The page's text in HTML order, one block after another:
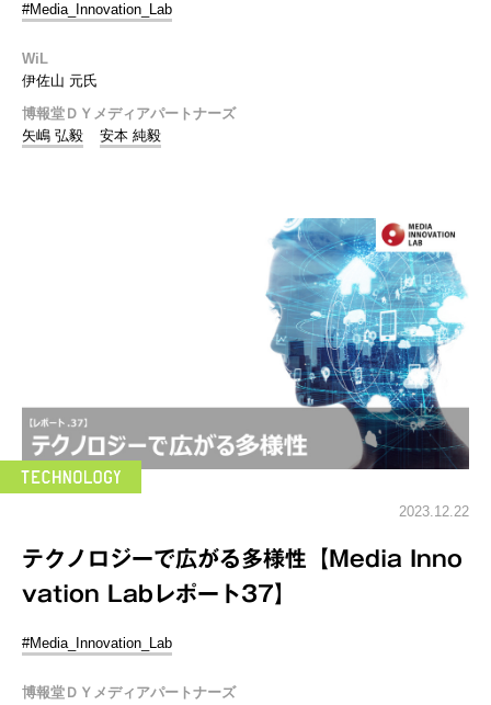
#Media_Innovation_Lab
WiL
伊佐山 元氏
博報堂ＤＹメディアパートナーズ
矢嶋 弘毅
安本 純毅
2023.12.22
テクノロジーで広がる多様性【Media Inno
vation Labレポート37】
#Media_Innovation_Lab
博報堂ＤＹメディアパートナーズ